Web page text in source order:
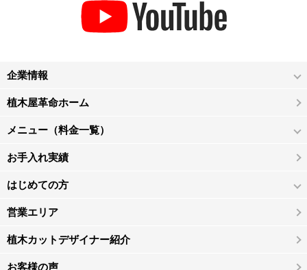
企業情報
植木屋革命ホーム
メニュー（料金一覧）
お手入れ実績
はじめての方
営業エリア
植木カットデザイナー紹介
お客様の声